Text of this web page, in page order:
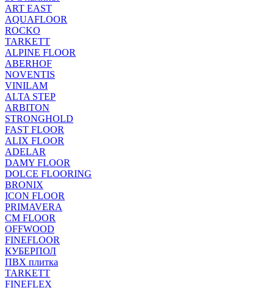
ART EAST
AQUAFLOOR
ROCKO
TARKETT
ALPINE FLOOR
ABERHOF
NOVENTIS
VINILAM
ALTA STEP
ARBITON
STRONGHOLD
FAST FLOOR
ALIX FLOOR
ADELAR
DAMY FLOOR
DOLCE FLOORING
BRONIX
ICON FLOOR
PRIMAVERA
CM FLOOR
OFFWOOD
FINEFLOOR
КУБЕРПОЛ
ПВХ плитка
TARKETT
FINEFLEX